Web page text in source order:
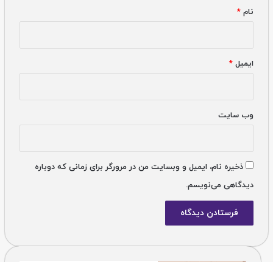
نام *
ایمیل *
وب‌ سایت
ذخیره نام، ایمیل و وبسایت من در مرورگر برای زمانی که دوباره
دیدگاهی می‌نویسم.